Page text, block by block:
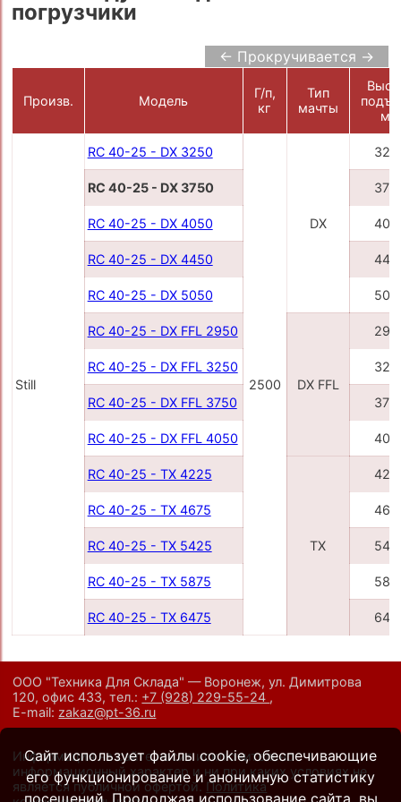
погрузчики
← Прокручивается →
Произв. Модель
Г/п,
кг
Тип
мачты
мм
Still
RC 40-25 - DX 3250
2500
DX
RC 40-25 - DX 3750
RC 40-25 - DX 4050
RC 40-25 - DX 4450
RC 40-25 - DX 5050
RC 40-25 - DX FFL 2950
DX FFL
RC 40-25 - DX FFL 3250
RC 40-25 - DX FFL 3750
RC 40-25 - DX FFL 4050
RC 40-25 - TX 4225
TX
RC 40-25 - TX 4675
RC 40-25 - TX 5425
RC 40-25 - TX 5875
RC 40-25 - TX 6475
ООО "Техника Для Склада" — Воронеж, ул. Димитрова
120, офис 433,тел.: +7 (928) 229-55-24 ,
E-mail: zakaz@pt-36.ru
Информация на сайте носит исключительно
информационный характер и ни при каких условиях не
является публичной офертой. Политика
Сайт использует файлы cookie, обеспечивающие
его функционирование и анонимную статистику
посещений. Продолжая использование сайта, вы